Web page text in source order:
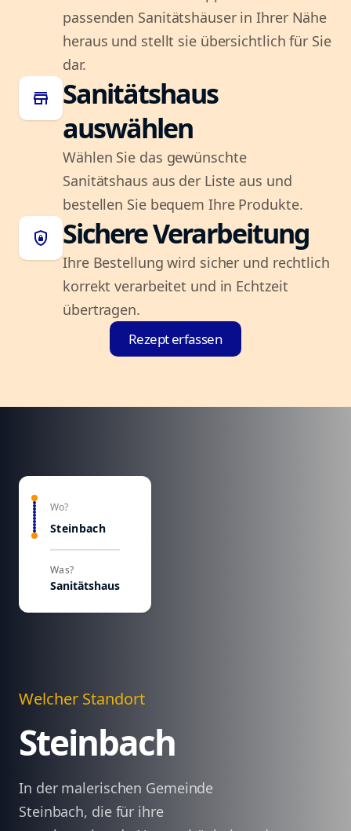
passenden Sanitätshäuser in Ihrer Nähe
heraus und stellt sie übersichtlich für Sie
dar.
store
Sanitätshaus
auswählen
Wählen Sie das gewünschte
Sanitätshaus aus der Liste aus und
bestellen Sie bequem Ihre Produkte.
shield_lock Sichere Verarbeitung
Ihre Bestellung wird sicher und rechtlich
korrekt verarbeitet und in Echtzeit
übertragen.
Rezept erfassen
Wo?
Steinbach
Was?
Sanitätshaus
Welcher Standort
Steinbach
In der malerischen Gemeinde
Steinbach, die für ihre